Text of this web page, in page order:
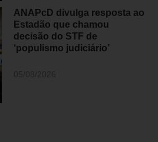
ANAPcD divulga resposta ao
Estadão que chamou
decisão do STF de
‘populismo judiciário’